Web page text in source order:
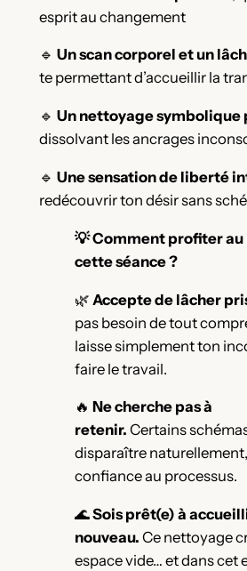
esprit au changement
🔹 Un scan corporel et un
te permettant d’accueillir la
🔹 Un nettoyage symbolique
dissolvant les ancrages
🔹 Une sensation de liberté
redécouvrir ton désir sans
💡 Comment profiter au
cette séance ?
🌿 Accepte de lâcher
pas besoin de tout
laisse simplement ton
faire le travail.
🔥 Ne cherche pas à
retenir. Certains
disparaître
confiance au processus.
🌊Sois prêt(e) à
nouveau. Ce nettoyage
espace vide… et dans cet